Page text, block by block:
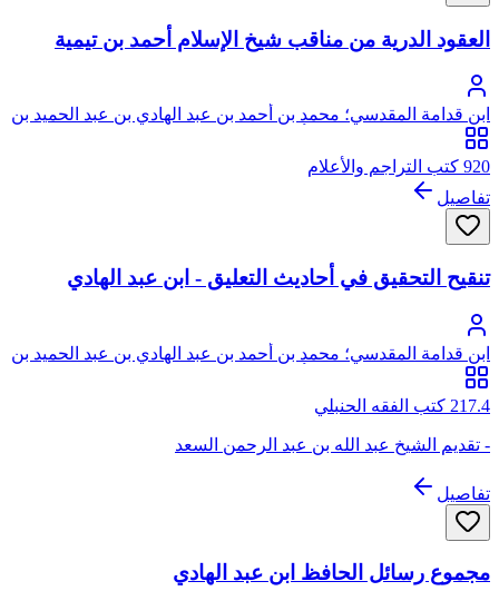
العقود الدرية من مناقب شيخ الإسلام أحمد بن تيمية
ابن قدامة المقدسي؛ محمد بن أحمد بن عبد الهادي بن عبد الحميد بن
عبد الهادي، شمس الدين، أبو عبد الله، ابن قدامة المقدسي
الجماعيلي الأصل، ثم الدمشقي الصالحي
920 كتب التراجم والأعلام
تفاصيل
تنقيح التحقيق في أحاديث التعليق - ابن عبد الهادي
ابن قدامة المقدسي؛ محمد بن أحمد بن عبد الهادي بن عبد الحميد بن
عبد الهادي، شمس الدين، أبو عبد الله، ابن قدامة المقدسي
الجماعيلي الأصل، ثم الدمشقي الصالحي
217.4 كتب الفقه الحنبلي
- تقديم الشيخ عبد الله بن عبد الرحمن السعد
تفاصيل
مجموع رسائل الحافظ ابن عبد الهادي